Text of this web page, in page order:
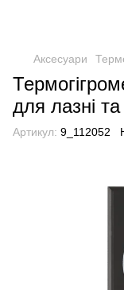
Аксесуари
для лазні
Артикул: 9_112052